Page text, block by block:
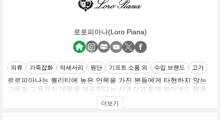
로로피아나(Loro Piana)
의류 가죽잡화 악세서리 원단 기프트 소품 외 수입 브랜드 고가
로로피아나는 퀄리티에 높은 안목을 가진 분들에게 타협하지 않는
고품질 고품격의 제품을 제공한다는 사명감과 함께 하이엔드 명품
브랜드로 자리매김 했습니다. 모든 제품은 6세대에 걸친 기술과 노
하우로 지속적이고 세심한 연구와 가공을 통해, 전세계에서 훌륭하
더보기